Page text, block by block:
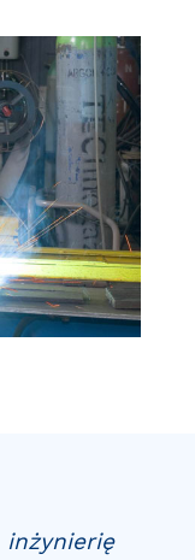
inżynierię